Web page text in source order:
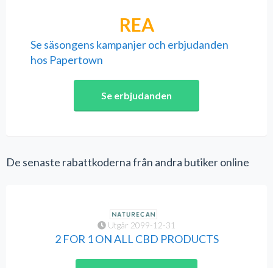
REA
Se säsongens kampanjer och erbjudanden
hos Papertown
Se erbjudanden
De senaste rabattkoderna från andra butiker online
Utgår 2099-12-31
2 FOR 1 ON ALL CBD PRODUCTS